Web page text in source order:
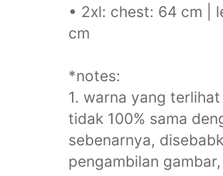
• 2xl: chest: 64 cm |
cm
*notes:
1. warna yang
tidak 100% sama
sebenarnya,
pengambilan